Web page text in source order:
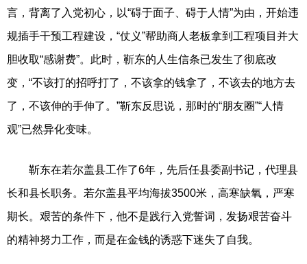
言，背离了入党初心，以“碍于面子、碍于人情”为由，开始违
规插手干预工程建设，“仗义”帮助商人老板拿到工程项目并大
胆收取“感谢费”。此时，靳东的人生信条已发生了彻底改
变，“不该打的招呼打了，不该拿的钱拿了，不该去的地方去
了，不该伸的手伸了。”靳东反思说，那时的“朋友圈”“人情
观”已然异化变味。
靳东在若尔盖县工作了6年，先后任县委副书记，代理县
长和县长职务。若尔盖县平均海拔3500米，高寒缺氧，严寒
期长。艰苦的条件下，他不是践行入党誓词，发扬艰苦奋斗
的精神努力工作，而是在金钱的诱惑下迷失了自我。